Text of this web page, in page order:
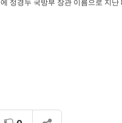
정경두 국방부 장관 이름으로 지